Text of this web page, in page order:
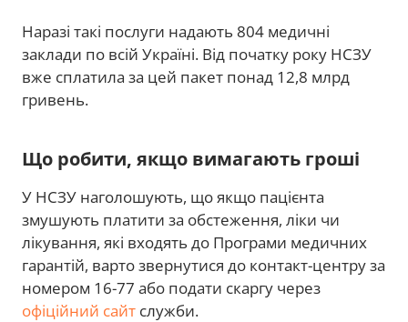
Наразі такі послуги надають 804 медичні
заклади по всій Україні. Від початку року НСЗУ
вже сплатила за цей пакет понад 12,8 млрд
гривень.
Що робити, якщо вимагають гроші
У НСЗУ наголошують, що якщо пацієнта
змушують платити за обстеження, ліки чи
лікування, які входять до Програми медичних
гарантій, варто звернутися до контакт-центру за
номером 16-77 або подати скаргу через
офіційний сайт служби.